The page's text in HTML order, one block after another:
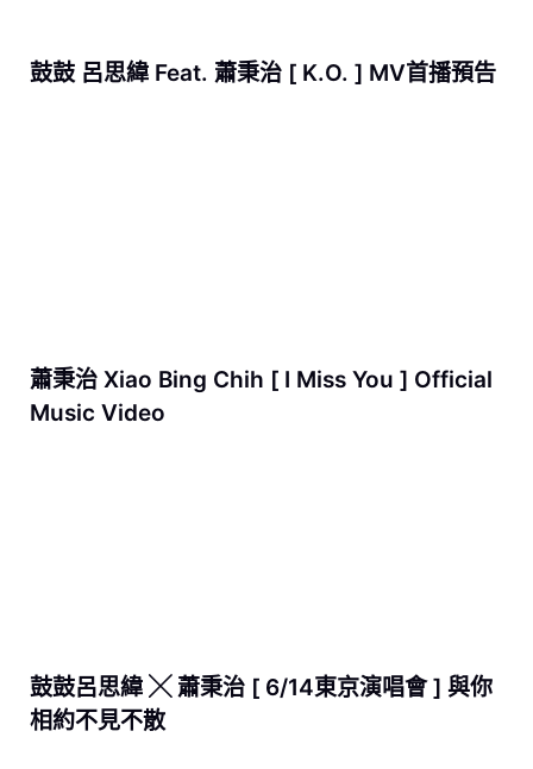
鼓鼓 呂思緯 Feat. 蕭秉治 [ K.O. ] MV首播預告
蕭秉治 Xiao Bing Chih [ I Miss You ] Official
Music Video
鼓鼓呂思緯 ╳ 蕭秉治 [ 6/14東京演唱會 ] 與你
相約不見不散